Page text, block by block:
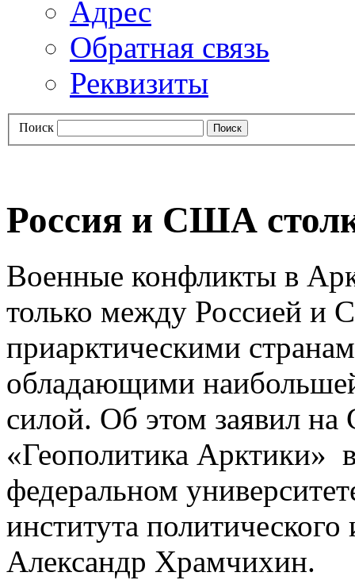
Адрес
Обратная связь
Реквизиты
Поиск
Россия и США
Военные конфликты в
только между Россией и
приарктическими
обладающими
силой. Об этом заявил
«Геополитика Арктики»
федеральном
института
Александр Храмчихин.